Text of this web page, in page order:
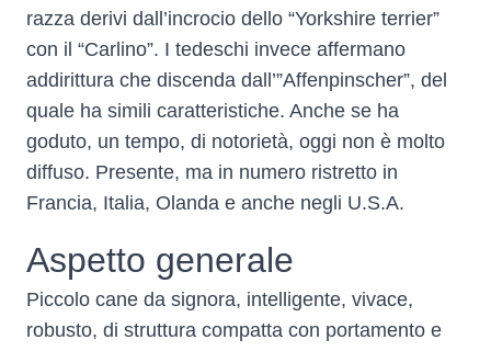
razza derivi dall’incrocio dello “Yorkshire terrier”
con il “Carlino”. I tedeschi invece affermano
addirittura che discenda dall’”Affenpinscher”, del
quale ha simili caratteristiche. Anche se ha
goduto, un tempo, di notorietà, oggi non è molto
diffuso. Presente, ma in numero ristretto in
Francia, Italia, Olanda e anche negli U.S.A.
Aspetto generale
Piccolo cane da signora, intelligente, vivace,
robusto, di struttura compatta con portamento e